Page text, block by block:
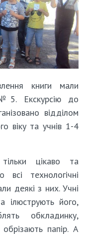
книги мали
Екскурсію до
відділом
віку та учнів 1-4
цікаво та
технологічні
деякі з них. Учні
ілюструють його,
обкладинку,
папір. А